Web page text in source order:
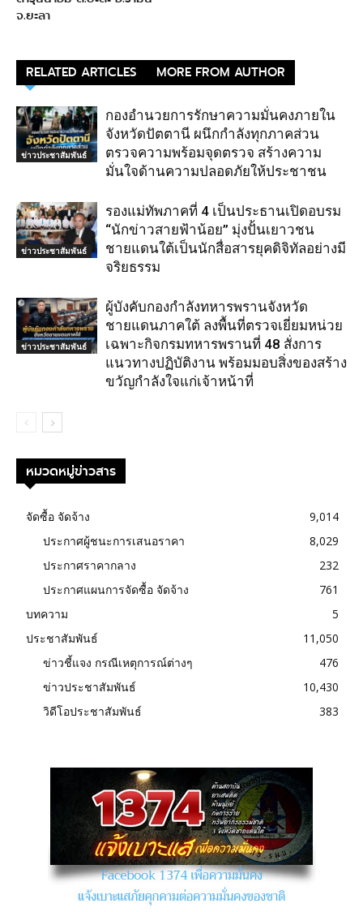
จ.ยะลา
RELATED ARTICLES MORE FROM AUTHOR
ข่าวประชาสัมพันธ์
กองอำนวยการรักษาความมั่นคงภายใน
จังหวัดปัตตานี ผนึกกำลังทุกภาคส่วน
ตรวจความพร้อมจุดตรวจ สร้างความ
มั่นใจด้านความปลอดภัยให้ประชาชน
ข่าวประชาสัมพันธ์
รองแม่ทัพภาคที่ 4 เป็นประธานเปิดอบรม
“นักข่าวสายฟ้าน้อย” มุ่งปั้นเยาวชน
ชายแดนใต้เป็นนักสื่อสารยุคดิจิทัลอย่างมี
จริยธรรม
ข่าวประชาสัมพันธ์
ผู้บังคับกองกำลังทหารพรานจังหวัด
ชายแดนภาคใต้ ลงพื้นที่ตรวจเยี่ยมหน่วย
เฉพาะกิจกรมทหารพรานที่ 48 สั่งการ
แนวทางปฏิบัติงาน พร้อมมอบสิ่งของสร้าง
ขวัญกำลังใจแก่เจ้าหน้าที่
หมวดหมู่ข่าวสาร
จัดซื้อ จัดจ้าง
9,014
ประกาศผู้ชนะการเสนอราคา
8,029
ประกาศราคากลาง
232
ประกาศแผนการจัดซื้อ จัดจ้าง
761
บทความ
5
ประชาสัมพันธ์
11,050
ข่าวชี้แจง กรณีเหตุการณ์ต่างๆ
476
ข่าวประชาสัมพันธ์
10,430
วิดีโอประชาสัมพันธ์
383